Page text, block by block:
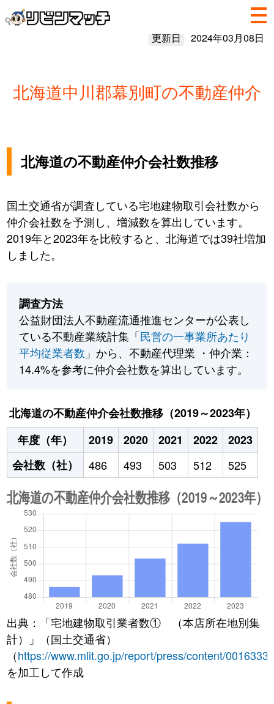
更新日 2024年03月08日
北海道中川郡幕別町の不動産仲介
北海道の不動産仲介会社数推移
国土交通省が調査している宅地建物取引会社数から
仲介会社数を予測し、増減数を算出しています。
2019年と2023年を比較すると、北海道では39社増加
しました。
調査方法
公益財団法人不動産流通推進センターが公表し
ている不動産業統計集「民営の一事業所あたり
平均従業者数 」から、不動産代理業 ・仲介業：
14.4%を参考に仲介会社数を算出しています。
北海道の不動産仲介会社数推移（2019～2023年）
年度（年）
2019 2020 2021 2022
2023
会社数（社）
486 493 503 512 525
出典：「宅地建物取引業者数① （本店所在地別集
計）」（国土交通省）
（https://www.mlit.go.jp/report/press/content/
を加工して作成